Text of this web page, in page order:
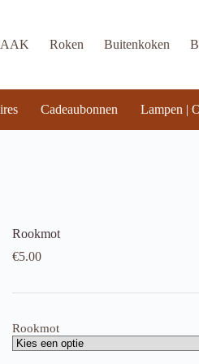
Roken Buitenkoken
Cadeaubonnen Lampen |
Rookmot
€5.00
Rookmot